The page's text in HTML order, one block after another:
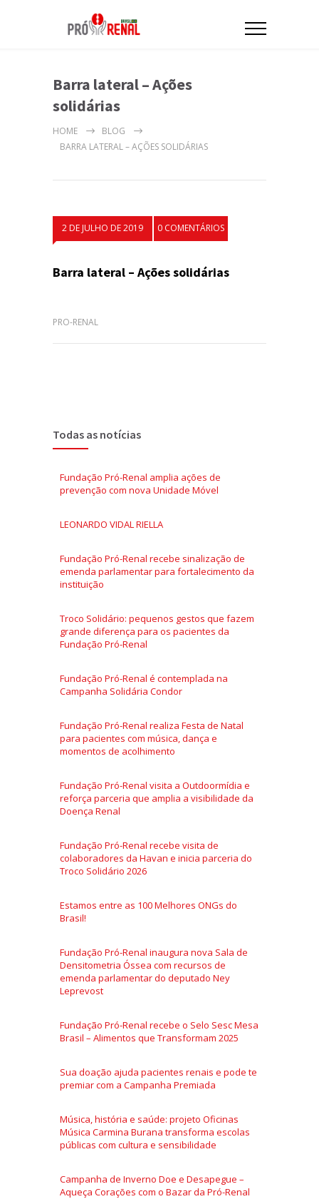
Barra lateral – Ações
solidárias
HOME
BLOG
BARRA LATERAL – AÇÕES SOLIDÁRIAS
2 DE JULHO DE 2019 0 COMENTÁRIOS
Barra lateral – Ações solidárias
PRO-RENAL
Todas as notícias
Fundação Pró-Renal amplia ações de
prevenção com nova Unidade Móvel
LEONARDO VIDAL RIELLA
Fundação Pró-Renal recebe sinalização de
emenda parlamentar para fortalecimento da
instituição
Troco Solidário: pequenos gestos que fazem
grande diferença para os pacientes da
Fundação Pró-Renal
Fundação Pró-Renal é contemplada na
Campanha Solidária Condor
Fundação Pró-Renal realiza Festa de Natal
para pacientes com música, dança e
momentos de acolhimento
Fundação Pró-Renal visita a Outdoormídia e
reforça parceria que amplia a visibilidade da
Doença Renal
Fundação Pró-Renal recebe visita de
colaboradores da Havan e inicia parceria do
Troco Solidário 2026
Estamos entre as 100 Melhores ONGs do
Brasil!
Fundação Pró-Renal inaugura nova Sala de
Densitometria Óssea com recursos de
emenda parlamentar do deputado Ney
Leprevost
Fundação Pró-Renal recebe o Selo Sesc Mesa
Brasil – Alimentos que Transformam 2025
Sua doação ajuda pacientes renais e pode te
premiar com a Campanha Premiada
Música, história e saúde: projeto Oficinas
Música Carmina Burana transforma escolas
públicas com cultura e sensibilidade
Campanha de Inverno Doe e Desapegue –
Aqueça Corações com o Bazar da Pró-Renal